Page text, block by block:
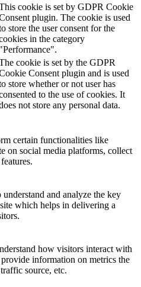
cookie is set by GDPR Cookie
plugin. The cookie is used
store the user consent for the
in the category
"Performance".
cookie is set by the GDPR
Consent plugin and is used
store whether or not user has
to the use of cookies. It
not store any personal data.
certain functionalities like
on social media platforms, collect
and analyze the key
which helps in delivering a
how visitors interact with
information on metrics the
source, etc.